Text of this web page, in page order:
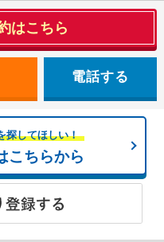
はこちら
電話する
探してほしい！
こちらから